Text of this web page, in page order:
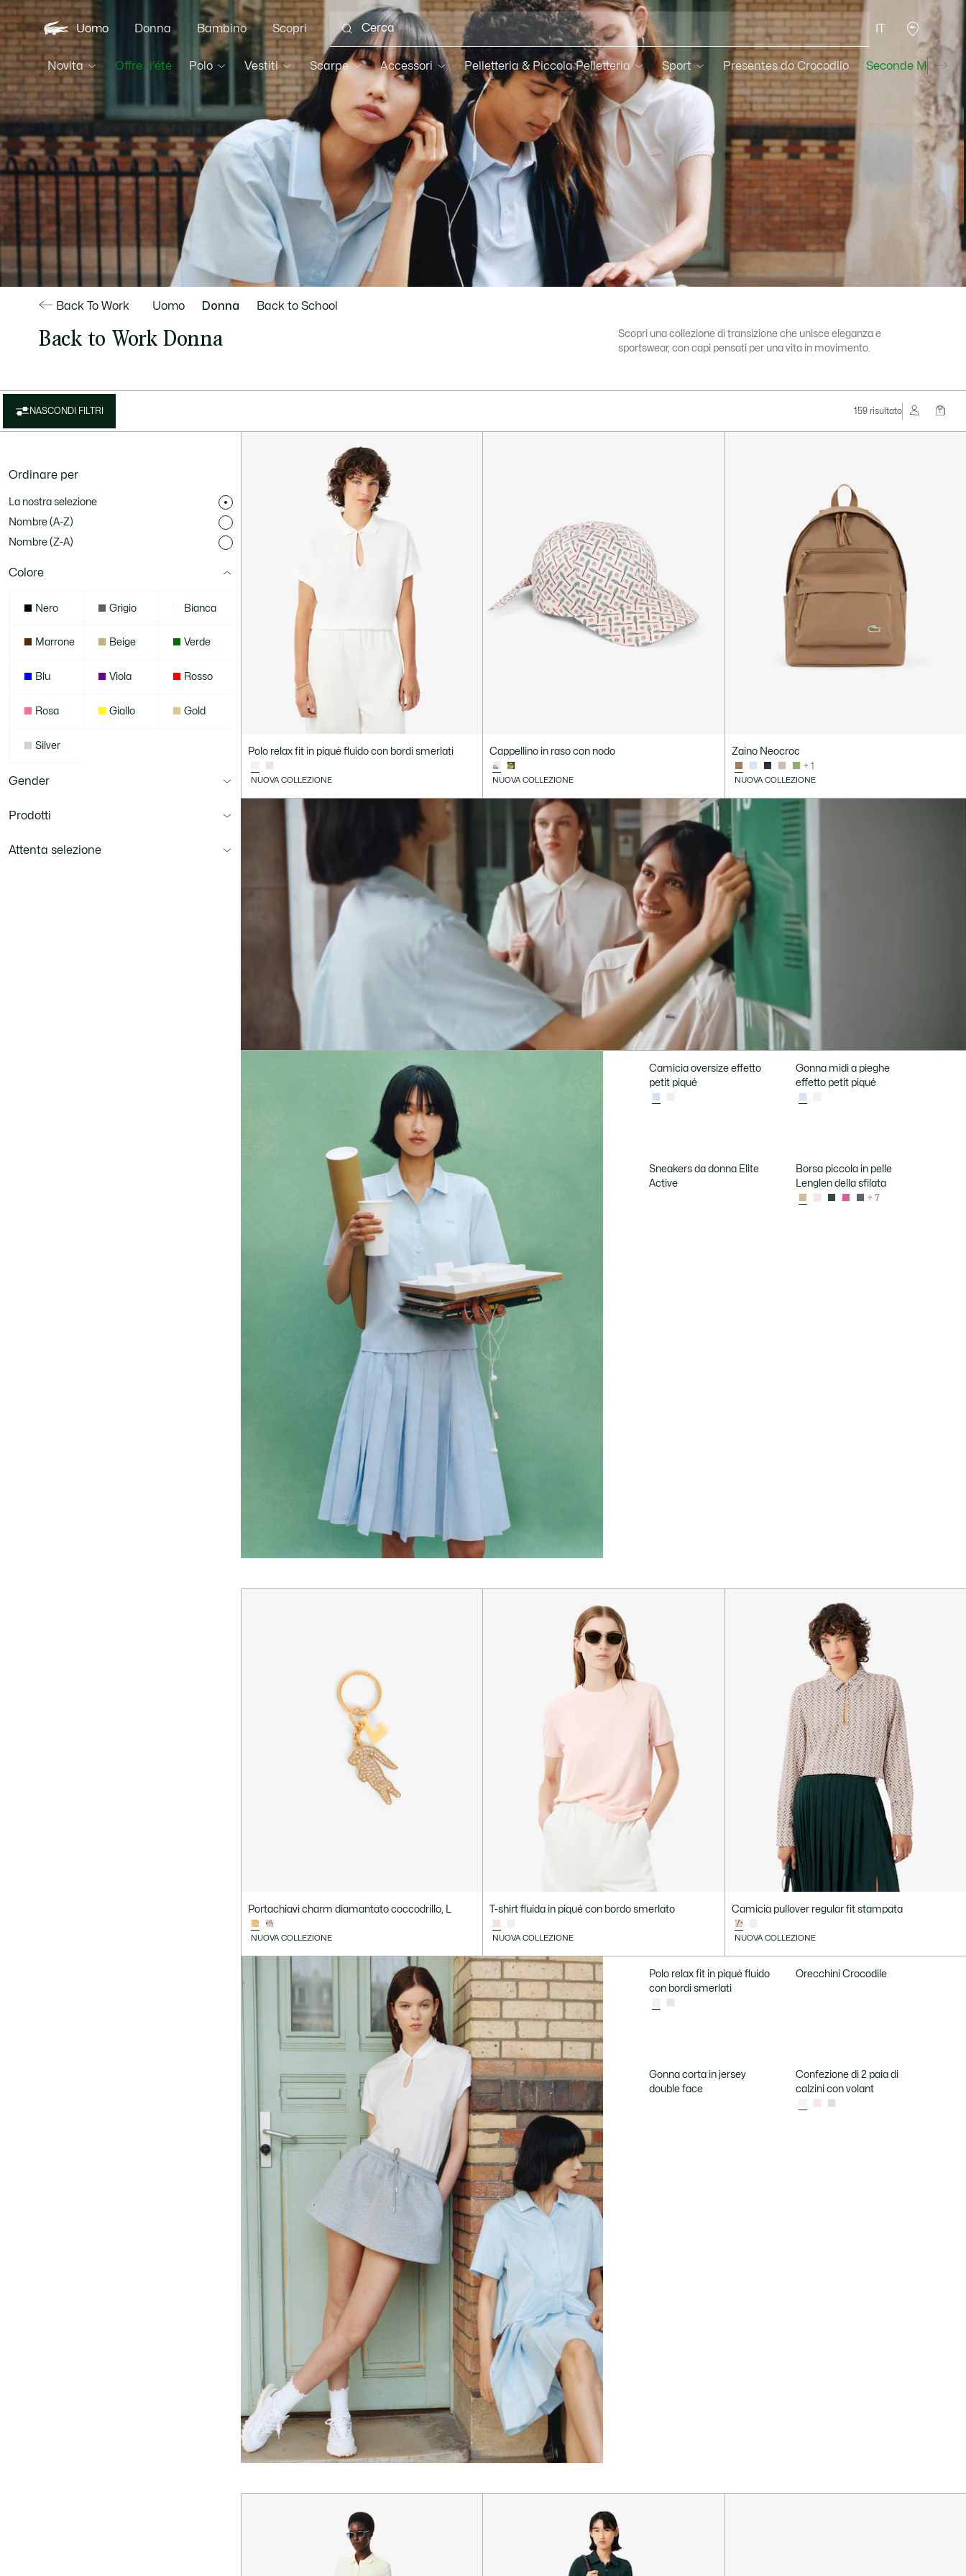
Uomo
Novita Offre d'été Polo Vestiti Scarpe Accessori Pelletteria & Piccola Pelletteria Sport Presentes do Crocodilo Seconde Main
Donna Bambino Scopri
scroll
Back To Work Uomo Donna Back to School
Back to Work Donna
Scopri una collezione di transizione che unisce eleganza e
sportswear, con capi pensati per una vita in movimento.
NASCONDI FILTRI 159 risultato
Ordinare per
La nostra selezione
Nombre (A-Z)
Nombre (Z-A)
Colore
Nero Grigio Bianca
Marrone Beige Verde
Blu Viola Rosso
Rosa Giallo Gold
Silver
Gender
Prodotti
Attenta selezione
Polo relax fit in piqué fluido con bordi smerlati
NUOVA COLLEZIONE
Cappellino in raso con nodo
NUOVA COLLEZIONE
Zaino Neocroc
+ 1
NUOVA COLLEZIONE
Portachiavi charm diamantato coccodrillo, L
NUOVA COLLEZIONE
T-shirt fluida in piqué con bordo smerlato
NUOVA COLLEZIONE
Camicia pullover regular fit stampata
NUOVA COLLEZIONE
Camicia oversize effetto
petit piqué
Gonna midi a pieghe
effetto petit piqué
Sneakers da donna Elite
Active
Borsa piccola in pelle
Lenglen della sfilata
+ 7
Polo relax fit in piqué fluido
con bordi smerlati
Orecchini Crocodile
Gonna corta in jersey
double face
Confezione di 2 paia di
calzini con volant